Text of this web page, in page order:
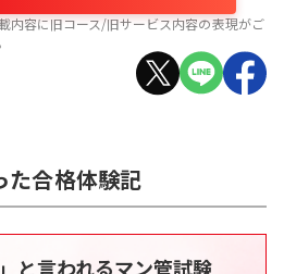
内容に旧コース/旧サービス内容の表現がご
た合格体験記
と言われるマン管試験